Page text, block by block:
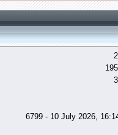
6799 - 10 July 2026,